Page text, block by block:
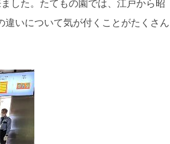
いについて気が付くことがたくさん